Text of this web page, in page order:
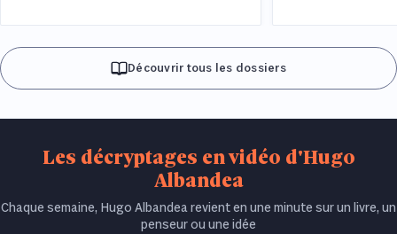
Découvrir tous les dossiers
Les décryptages en vidéo d'Hugo
Albandea
Chaque semaine, Hugo Albandea revient en une minute sur un livre, un
penseur ou une idée